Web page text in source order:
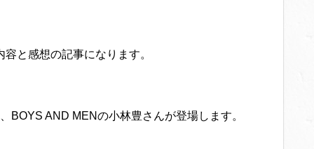
と感想の記事になります。
BOYS AND MENの小林豊さんが登場します。